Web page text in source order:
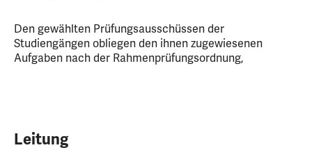
Den gewählten Prüfungsausschüssen der
Studiengängen obliegen den ihnen zugewiesenen
Aufgaben nach der Rahmenprüfungsordnung,
Leitung